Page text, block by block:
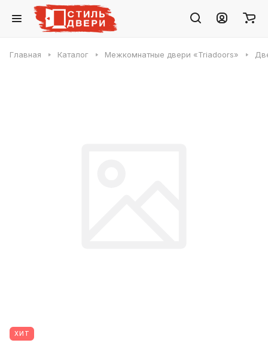
Главная Каталог Межкомнатные двери «Triadoors»
ХИТ